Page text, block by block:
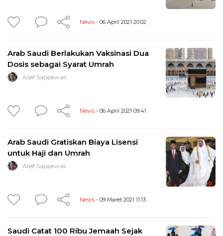
News - 06 April 2021 20:02
Arab Saudi Berlakukan Vaksinasi Dua
Dosis sebagai Syarat Umrah
Alief Sappewali
News - 06 April 2021 09:41
Arab Saudi Gratiskan Biaya Lisensi
untuk Haji dan Umrah
Alief Sappewali
News - 09 Maret 2021 11:13
Saudi Catat 100 Ribu Jemaah Sejak